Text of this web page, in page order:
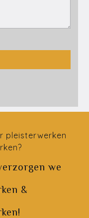
pleisterwerken
we
&